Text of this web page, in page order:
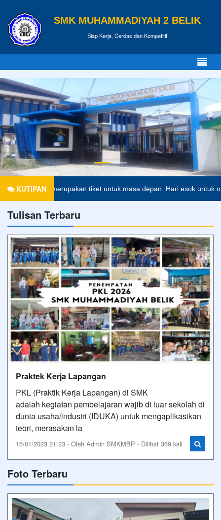
SMK MUHAMMADIYAH 2 BELIK
Siap Kerja, Cerdas dan Kompetitif
KUTIPAN
merupakan tiket untuk masa depan. Hari esok untuk orang-
Tulisan Terbaru
Praktek Kerja Lapangan
PKL (Praktik Kerja Lapangan) di SMK
adalah kegiatan pembelajaran wajib di luar sekolah di
dunia usaha/industri (IDUKA) untuk mengaplikasikan
teori, merasakan la
15/01/2023 21:23 - Oleh Admin SMKMBP - Dilihat 369 kali
Foto Terbaru